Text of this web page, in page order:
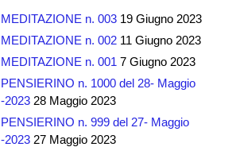
MEDITAZIONE n. 003 19 Giugno 2023
MEDITAZIONE n. 002 11 Giugno 2023
MEDITAZIONE n. 001 7 Giugno 2023
PENSIERINO n. 1000 del 28- Maggio
-2023 28 Maggio 2023
PENSIERINO n. 999 del 27- Maggio
-2023 27 Maggio 2023